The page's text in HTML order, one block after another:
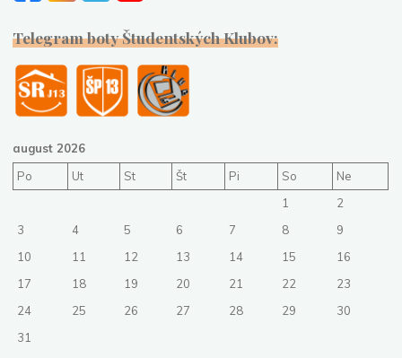
Telegram boty Študentských Klubov:
august 2026
Po
Ut St Št Pi So
Ne
1
2
3
4 5 6 7 8
9
10
11 12 13 14 15
16
17
18 19 20 21 22
23
24
25 26 27 28 29
30
31